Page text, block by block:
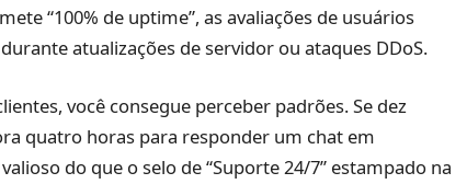
“100% de uptime”, as avaliações de usuários
atualizações de servidor ou ataques DDoS.
você consegue perceber padrões. Se dez
quatro horas para responder um chat em
do que o selo de “Suporte 24/7” estampado na